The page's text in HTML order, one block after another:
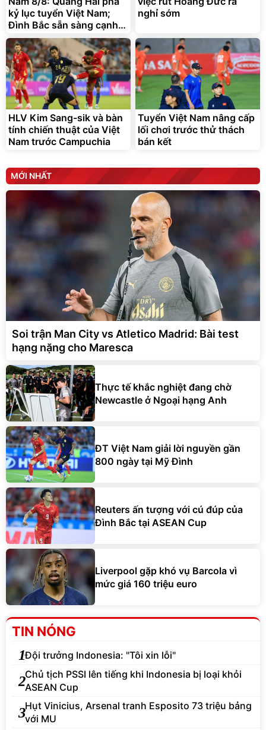
kỷ lục tuyển Việt Nam;
Đình Bắc sẵn sàng cạnh
tranh
nghỉ sớm
HLV Kim Sang-sik và bàn
tính chiến thuật của Việt
Nam trước Campuchia
Tuyển Việt Nam nâng cấp
lối chơi trước thử thách
bán kết
MỚI NHẤT
Soi trận Man City vs Atletico Madrid: Bài test
hạng nặng cho Maresca
Thực tế khắc nghiệt đang chờ
Newcastle ở Ngoại hạng Anh
ĐT Việt Nam giải lời nguyền gần
800 ngày tại Mỹ Đình
Reuters ấn tượng với cú đúp của
Đình Bắc tại ASEAN Cup
Liverpool gặp khó vụ Barcola vì
mức giá 160 triệu euro
TIN NÓNG
1Đội trưởng Indonesia: "Tôi xin lỗi"
2Chủ tịch PSSI lên tiếng khi Indonesia bị loại khỏi
ASEAN Cup
3Hụt Vinicius, Arsenal tranh Esposito 73 triệu bảng
với MU